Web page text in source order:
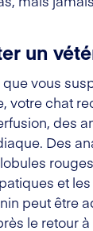
un
vous
votre chat
des
Des
et
peut être
le retour